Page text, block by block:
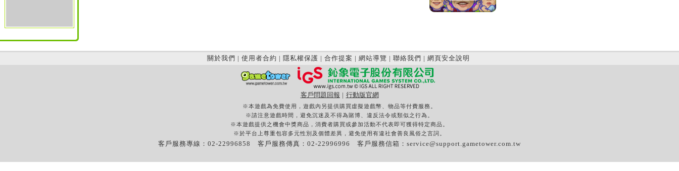
關於我們 | 使用者合約 | 隱私權保護 | 合作提案 | 網站導覽 | 聯絡我們 | 網頁安全說明
客戶問題回報 | 行動版官網
※本遊戲為免費使用，遊戲內另提供購買虛擬遊戲幣、物品等付費服務。
※請注意遊戲時間，避免沉迷及不得為賭博、違反法令或類似之行為。
※本遊戲提供之機會中獎商品，消費者購買或參加活動不代表即可獲得特定商品。
※於平台上尊重包容多元性別及個體差異，避免使用有違社會善良風俗之言詞。
客戶服務專線：02-22996858 客戶服務傳真：02-22996996 客戶服務信箱： service@support.gametower.com.tw